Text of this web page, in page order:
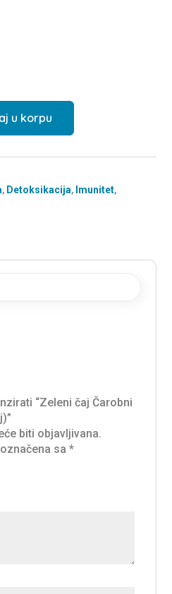
u korpu
, Detoksikacija, Imunitet,
“Zeleni čaj Čarobni
biti objavljivana.
sa*